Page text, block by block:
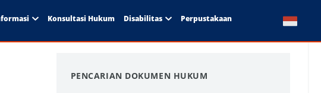
Konsultasi Hukum Disabilitas Perpustakaan
PENCARIAN DOKUMEN HUKUM